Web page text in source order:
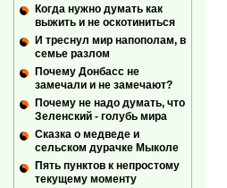
Когда нужно думать как
выжить и не оскотиниться
И треснул мир напополам, в
семье разлом
Почему Донбасс не
замечали и не замечают?
Почему не надо думать, что
Зеленский - голубь мира
Сказка о медведе и
сельском дурачке Мыколе
Пять пунктов к непростому
текущему моменту